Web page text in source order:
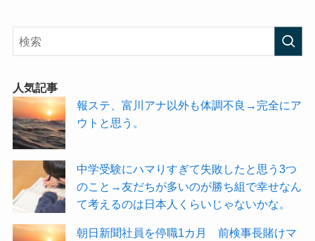
人気記事
報ステ、富川アナ以外も体調不良→完全にア
ウトと思う。
中学受験にハマりすぎて失敗したと思う3つ
のこと→友だちが多いのが勝ち組で幸せなん
て考えるのは日本人くらいじゃないかな。
朝日新聞社員を停職1カ月 前検事長賭けマ